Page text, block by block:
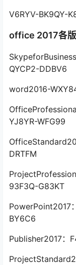
V6RYV-BK9QY-
office 2017各
QYCP2-DDBV6
word2016-
YJ8YR-WFG99
DRTFM
93F3Q-G83KT
PowerPoint2017
BY6C6
Publisher2017：